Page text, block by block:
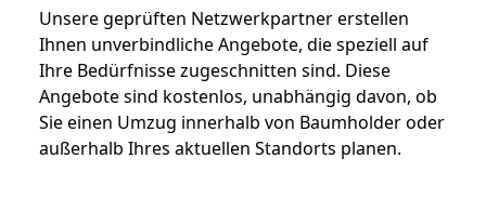
Unsere geprüften Netzwerkpartner erstellen
Ihnen unverbindliche Angebote, die speziell auf
Ihre Bedürfnisse zugeschnitten sind. Diese
Angebote sind kostenlos, unabhängig davon, ob
Sie einen Umzug innerhalb von Baumholder oder
außerhalb Ihres aktuellen Standorts planen.